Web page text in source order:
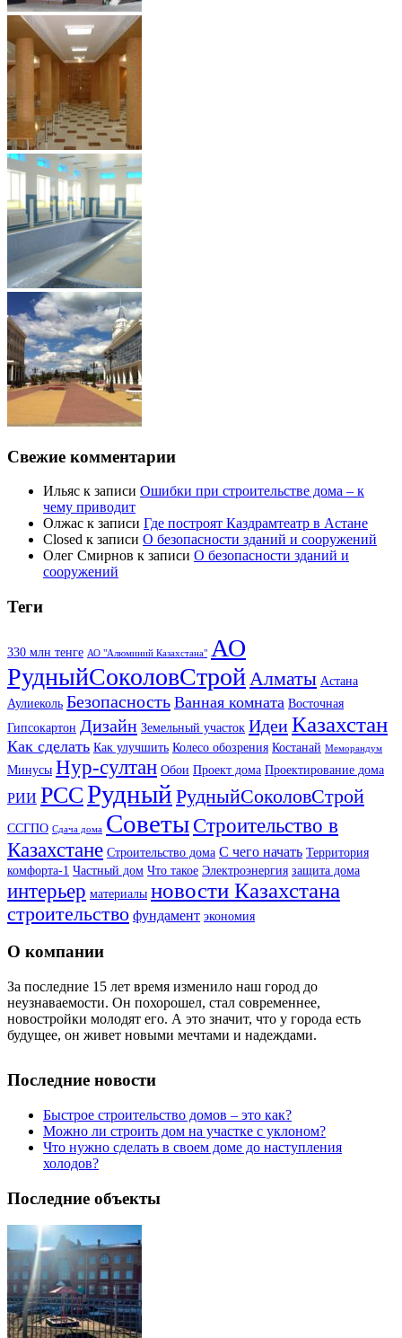
Свежие комментарии
Ильяс к записи Ошибки при строительстве дома – к
чему приводит
Олжас к записи Где построят Каздрамтеатр в Астане
Closed к записи О безопасности зданий и сооружений
Олег Смирнов к записи О безопасности зданий и
сооружений
Теги
330 млн тенге АО "Алюминий Казахстана" АО
РудныйСоколовСтрой Алматы Астана
Аулиеколь Безопасность Ванная комната Восточная
Гипсокартон Дизайн Земельный участок ИдеиКазахстан
Как сделать Как улучшить Колесо обозрения Костанай Меморандум
Минусы Нур-султан Обои Проект дома Проектирование дома
РИИ РССРудный РудныйСоколовСтрой
ССГПО Сдача дома Советы Строительство в
Казахстане Строительство дома С чего начать Территория
комфорта-1 Частный дом Что такое Электроэнергия защита дома
интерьер материалы новости Казахстана
строительство фундамент экономия
О компании
За последние 15 лет время изменило наш город до
неузнаваемости. Он похорошел, стал современнее,
новостройки молодят его. А это значит, что у города есть
будущее, он живет новыми мечтами и надеждами.
Последние новости
Быстрое строительство домов – это как?
Можно ли строить дом на участке с уклоном?
Что нужно сделать в своем доме до наступления
холодов?
Последние объекты